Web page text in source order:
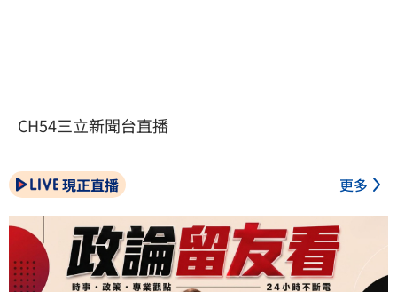
CH54三立新聞台直播
現正直播 更多